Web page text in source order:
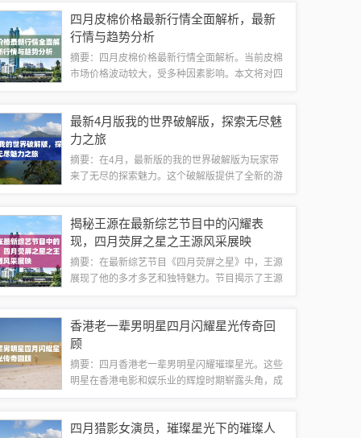
良好的发展势头。投资者对于该股票的前景持...
四月皮棉价格最新行情全面解析，最新
行情与趋势分析
摘要：四月皮棉价格最新行情全面解析。当前皮棉
市场价格波动较大，受多种因素影响。本文将对四
以全面了解当前皮棉市场的最新动态，以便做...
最新4月版我的世界破解版，探索无尽魅
力之旅
摘要：在4月，最新版的我的世界破解版为玩家带
来了无尽的探索魅力。这个破解版提供了全新的游
这个破解版都为玩家带来了更多的乐趣和挑战...
揭秘王源在最新综艺节目中的闪耀表
现，四月荧屏之星之王源风采展映
摘要：在最新综艺节目《四月荧屏之星》中，王源
展现了他的多才多艺和独特魅力。节目揭示了王源
月荧屏之星，王源展现了他的实力和影响力，...
香港老一辈男明星四月闪耀星光传奇回
顾
摘要：四月香港老一辈男明星闪耀璀璨星光。这些
明星在香港电影和娱乐业的辉煌时期崭露头角，成
星光，不仅照亮了香港娱乐圈，也影响了整个...
四月猎影女演员，璀璨星光下的璀璨人